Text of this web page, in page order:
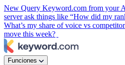
New Query Keyword.com from your
server ask things like “How did my
What’s my share of voice vs
move this week?
Funciones